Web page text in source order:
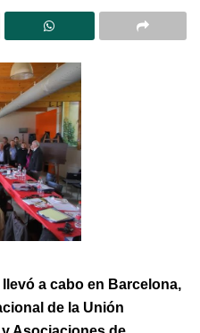
a cabo en Barcelona,
de la Unión